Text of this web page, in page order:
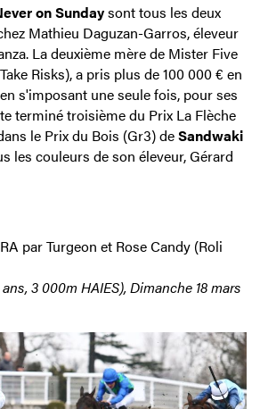
on Sundaysont tous les deux
Mathieu Daguzan-Garros, éleveur
La deuxième mère de Mister Five
Risks), a pris plus de 100 000 € en
s'imposant une seule fois, pour ses
terminé troisième du Prix La Flèche
le Prix du Bois (Gr3) deSandwaki
les couleurs de son éleveur, Gérard
par Turgeon et Rose Candy (Roli
3 000m HAIES), Dimanche 18 mars